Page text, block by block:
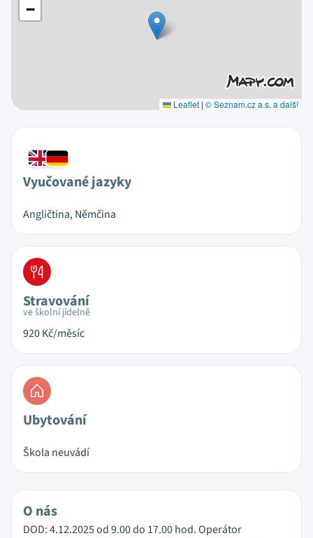
−
Leaflet | © Seznam.cz a.s. a další
Vyučované jazyky
Angličtina, Němčina
Stravování
ve školní jídelně
920Kč/měsíc
Ubytování
Škola neuvádí
O nás
DOD: 4.12.2025 od 9.00 do 17.00 hod. Operátor